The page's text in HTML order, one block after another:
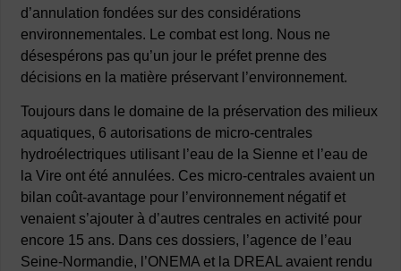
d’annulation fondées sur des considérations
environnementales. Le combat est long. Nous ne
désespérons pas qu’un jour le préfet prenne des
décisions en la matière préservant l’environnement.
Toujours dans le domaine de la préservation des milieux
aquatiques, 6 autorisations de micro-centrales
hydroélectriques utilisant l’eau de la Sienne et l’eau de
la Vire ont été annulées. Ces micro-centrales avaient un
bilan coût-avantage pour l’environnement négatif et
venaient s’ajouter à d’autres centrales en activité pour
encore 15 ans. Dans ces dossiers, l’agence de l’eau
Seine-Normandie, l’ONEMA et la DREAL avaient rendu